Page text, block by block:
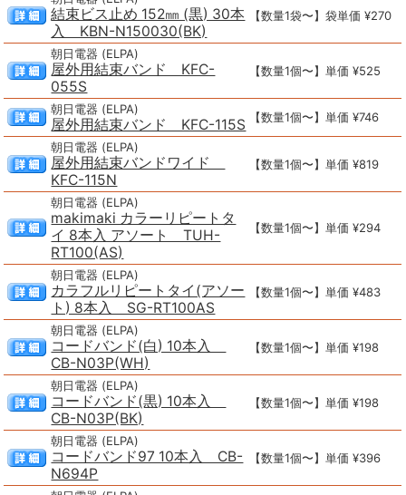
結束ビス止め 152㎜ (黒) 30本
入 KBN-N150030(BK)
【数量1袋〜】袋単価 ¥270
朝日電器 (ELPA)
屋外用結束バンド KFC-
055S
【数量1個〜】単価 ¥525
朝日電器 (ELPA)
屋外用結束バンド KFC-115S 【数量1個〜】単価 ¥746
朝日電器 (ELPA)
屋外用結束バンドワイド
KFC-115N
【数量1個〜】単価 ¥819
朝日電器 (ELPA)
makimaki カラーリピートタ
イ 8本入 アソート TUH-
RT100(AS)
【数量1個〜】単価 ¥294
朝日電器 (ELPA)
カラフルリピートタイ(アソー
ト) 8本入 SG-RT100AS
【数量1個〜】単価 ¥483
朝日電器 (ELPA)
コードバンド(白) 10本入
CB-N03P(WH)
【数量1個〜】単価 ¥198
朝日電器 (ELPA)
コードバンド(黒) 10本入
CB-N03P(BK)
【数量1個〜】単価 ¥198
朝日電器 (ELPA)
コードバンド97 10本入 CB-
N694P
【数量1個〜】単価 ¥396